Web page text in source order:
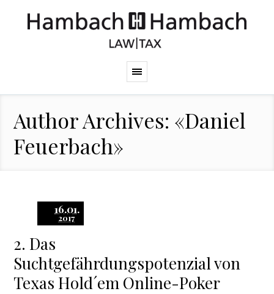
Author Archives: «Daniel
Feuerbach»
16.01.
2017
2. Das
Suchtgefährdungspotenzial von
Texas Hold´em Online-Poker